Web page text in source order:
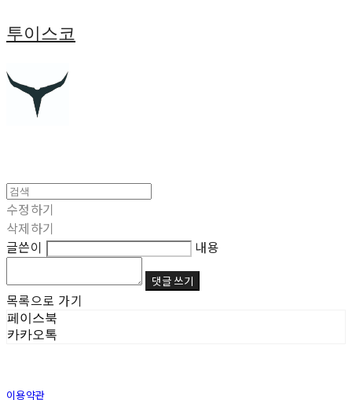
투이스코
수정하기
삭제하기
글쓴이
내용
댓글 쓰기
목록으로 가기
페이스북
카카오톡
이용약관